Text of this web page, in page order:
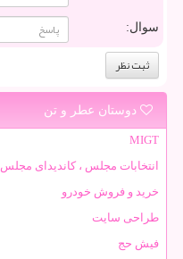
سوال:
دوستان عطر و تن
MIGT
انتخابات مجلس ، کاندیدای مجلس
خرید و فروش خودرو
طراحی سایت
فیش حج